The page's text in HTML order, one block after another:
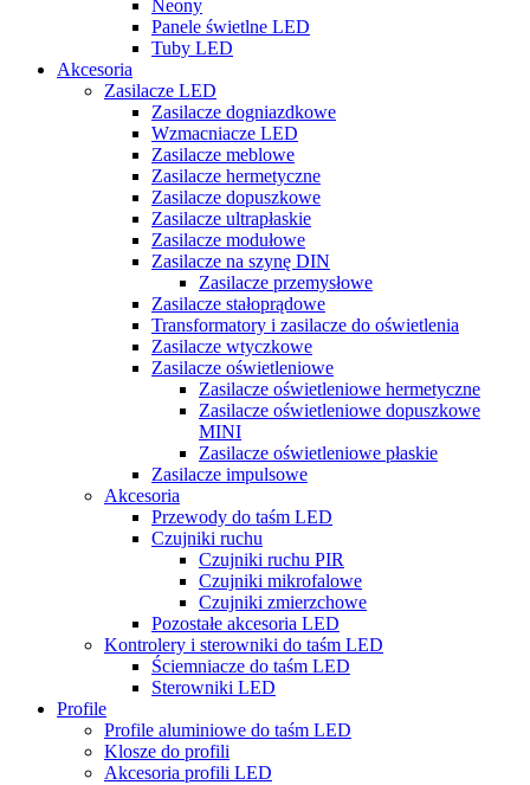
Neony
Panele świetlne LED
Tuby LED
Akcesoria
Zasilacze LED
Zasilacze dogniazdkowe
Wzmacniacze LED
Zasilacze meblowe
Zasilacze hermetyczne
Zasilacze dopuszkowe
Zasilacze ultrapłaskie
Zasilacze modułowe
Zasilacze na szynę DIN
Zasilacze przemysłowe
Zasilacze stałoprądowe
Transformatory i zasilacze do oświetlenia
Zasilacze wtyczkowe
Zasilacze oświetleniowe
Zasilacze oświetleniowe hermetyczne
Zasilacze oświetleniowe dopuszkowe
MINI
Zasilacze oświetleniowe płaskie
Zasilacze impulsowe
Akcesoria
Przewody do taśm LED
Czujniki ruchu
Czujniki ruchu PIR
Czujniki mikrofalowe
Czujniki zmierzchowe
Pozostałe akcesoria LED
Kontrolery i sterowniki do taśm LED
Ściemniacze do taśm LED
Sterowniki LED
Profile
Profile aluminiowe do taśm LED
Klosze do profili
Akcesoria profili LED